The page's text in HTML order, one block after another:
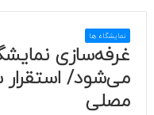
نمایشگاه ها
غرفه‌سازی
می‌شود/
مصلی